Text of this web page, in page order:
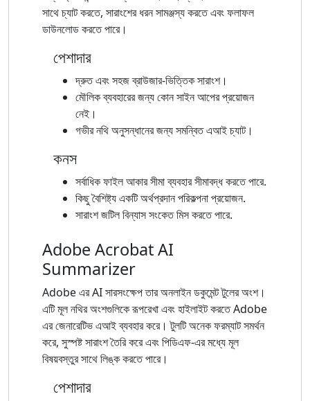
সাথে চ্যাট করতে, সারাংশের ধরন সামঞ্জস্য করতে এবং ফলাফল
ডাউনলোড করতে পারে।
পেশাদার
দ্রুত এবং সহজ ব্রাউজার-ভিত্তিক সারাংশ।
মৌলিক ব্যবহারের জন্য কোন সাইন আপের প্রয়োজন
নেই।
গভীর নথি অনুসন্ধানের জন্য সমন্বিত এআই চ্যাট।
কনস
সর্বাধিক ফাইল আকার সীমা ব্যবহার সীমাবদ্ধ করতে পারে.
কিছু বৈশিষ্ট্য একটি অর্থপ্রদান পরিকল্পনা প্রয়োজন.
সারাংশ জটিল বিন্যাস সংকেত মিস করতে পারে.
Adobe Acrobat AI
Summarizer
Adobe এর AI সারসংক্ষেপ তার অনলাইন ডকুমেন্ট টুলের অংশ।
এটি মূল নথির অংশগুলিকে রূপরেখা এবং হাইলাইট করতে Adobe
এর জেনারেটিভ এআই ব্যবহার করে। টুলটি অনেক ফরম্যাট সমর্থন
করে, সুস্পষ্ট সারাংশ তৈরি করে এবং পিডিএফ-এর মধ্যে মূল
বিষয়বস্তুর সাথে লিঙ্ক করতে পারে।
পেশাদার